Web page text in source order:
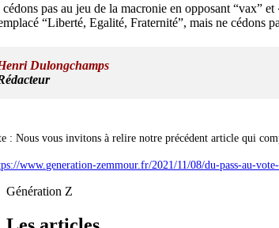
cédons pas au jeu de la macronie en opposant “vax”
“Liberté, Egalité, Fraternité”, mais ne cédons
Dulongchamps
:Nous vous invitons à relire notre précédent article qui
www.generation-zemmour.fr/2021/11/08/du-pass-au-
Génération Z